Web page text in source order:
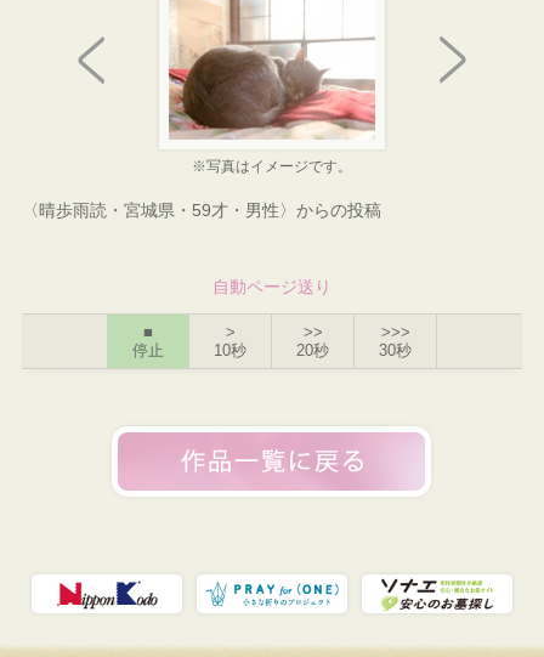
※写真はイメージです。
〈晴歩雨読・宮城県・59才・男性〉からの投稿
自動ページ送り
■
停止
>
10秒
>>
20秒
>>>
30秒